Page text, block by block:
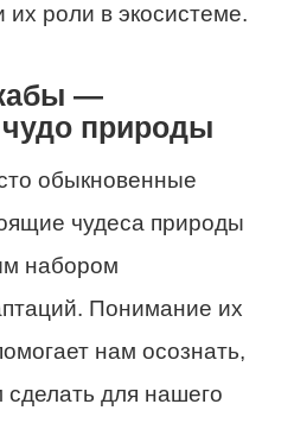
роли в экосистеме.
—
природы
обыкновенные
чудеса природы
набором
Понимание их
нам осознать,
для нашего